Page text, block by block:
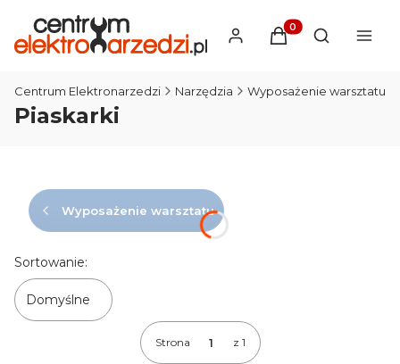
Produkty w
Otwórz
Centrum Elektronarzedzi Narzędzia Wyposażenie warsztatu
Piaskarki
Wyposażenie warsztatu
Lista produktów
Sortowanie:
Domyślne
Strona z 1